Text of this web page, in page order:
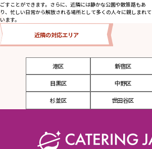
ごすことができます。さらに、近隣には静かな公園や散策路もあ
り、忙しい日常から解放される場所として多くの人々に親しまれて
います。
近隣の対応エリア
港区 新宿区
目黒区 中野区
杉並区 世田谷区